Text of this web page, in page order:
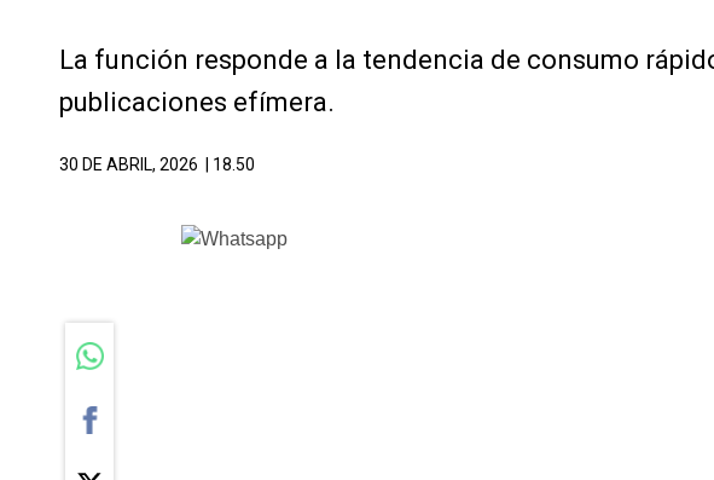
La función responde a la tendencia de consumo
publicaciones efímera.
30 DE ABRIL, 2026 | 18.50